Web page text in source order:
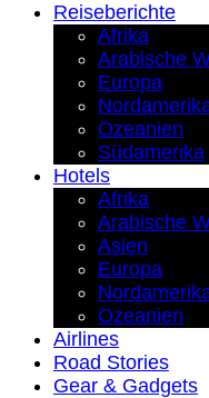
Reiseberichte
Afrika
Arabische
Europa
Ozeanien
Südamerika
Hotels
Afrika
Arabische
Asien
Europa
Ozeanien
Airlines
Road Stories
Gear & Gadgets